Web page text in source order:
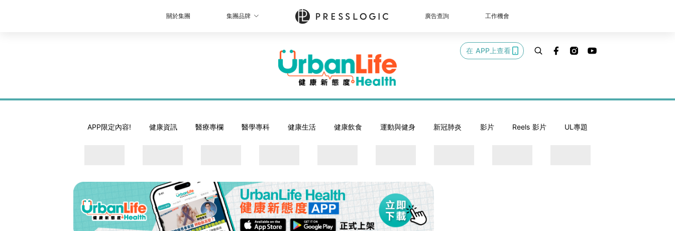
關於集團 集團品牌 廣告查詢 工作機會
在 APP上查看
APP限定內容! 健康資訊 醫療專欄 醫學專科 健康生活 健康飲食 運動與健身 新冠肺炎 影片 Reels 影片 UL專題